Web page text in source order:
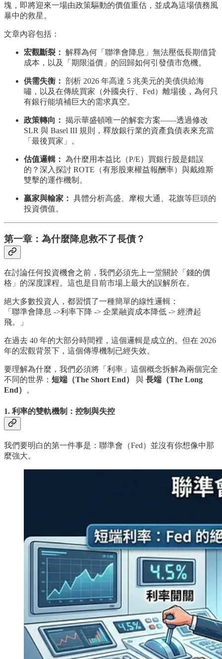
塊，即將迎來一場由政策驅動的價值重估，並成為這場債務風
暴中的救星。
文章內容包括：
宏觀斷裂： 解釋為何「聯準會降息」無法壓低長期借貸
成本，以及「期限溢價」的回歸如何引發債市危機。
供需失衡： 剖析 2026 年高達 5 兆美元的美債供給海
嘯，以及在傳統買家（外國央行、Fed）離場後，為何只
有銀行能填補巨大的需求真空。
政策轉向： 揭示華盛頓唯一的解套方案——透過修改
SLR 與 Basel III 規則，釋放銀行業的資產負債表來充當
「最後買家」。
估值邏輯： 為什麼用本益比（P/E）買銀行股是錯誤
的？深入探討 ROTE（有形股東權益報酬率）與戴維斯
雙擊的運作機制。
贏家與輸家： 具體分析高盛、摩根大通、花旗等巨頭的
投資價值。
第一章：為什麼降息救不了長債？
在討論任何投資機會之前，我們必須先上一堂關於「錢的價
格」的深度課程。這也是目前市場上最大的誤解所在。
絕大多數投資人，都習慣了一種簡單的線性邏輯：
「聯準會降息 ->利率下降 -> 企業融資成本降低 -> 經濟起
飛。」
在過去 40 年的大部分時間裡，這個邏輯是成立的。但在 2026
年的宏觀背景下，這個傳導機制已經失效。
要理解為什麼，我們必須將「利率」這個概念拆解為兩個完全
不同的世界： 短端（The Short End） 與 長端（The Long
End）
。
1. 利率的雙軌機制：控制與失控
我們要明白的第一件事是：聯準會（Fed）並沒有你想像中那
麼強大。